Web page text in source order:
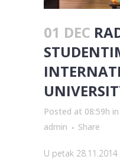
01 DEC
Posted at 08:59h in
admin
Share
U petak